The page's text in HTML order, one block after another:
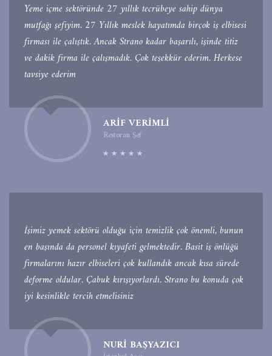
Yeme içme sektöründe 27 yıllık tecrübeye sahip dünya
mutfağı şefiyim. 27 Yıllık meslek hayatımda birçok iş elbisesi
firması ile çalıştık. Ancak Strano kadar başarılı, işinde titiz
ve dakik firma ile çalışmadık. Çok teşekkür ederim. Herkese
tavsiye ederim
ARIF VERIMLI
Restoran Şef
İşimiz yemek sektörü olduğu için temizlik çok önemli, bunun
en başında da personel kıyafeti gelmektedir. Basit iş önlüğü
firmalarını hazır elbiseleri çok kullandık ancak kısa sürede
deforme oldular. Çabuk kırışıyorlardı. Strano bu konuda çok
iyi kesinlikle tercih etmelisiniz
NURI BAŞYAZICI